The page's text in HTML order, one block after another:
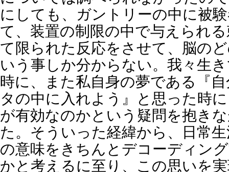
にしても、ガントリーの中に被
て、装置の制限の中で与えられ
て限られた反応をさせて、脳の
いう事しか分からない。我々生
時に、また私自身の夢である『
タの中に入れよう』と思った時
が有効なのかという疑問を抱き
た。そういった経緯から、日常
の意味をきちんとデコーディン
かと考えるに至り、この思いを